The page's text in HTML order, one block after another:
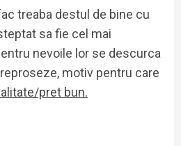
treaba destul de bine cu
sa fie cel mai
nevoile lor se descurca
motiv pentru care
pret bun.